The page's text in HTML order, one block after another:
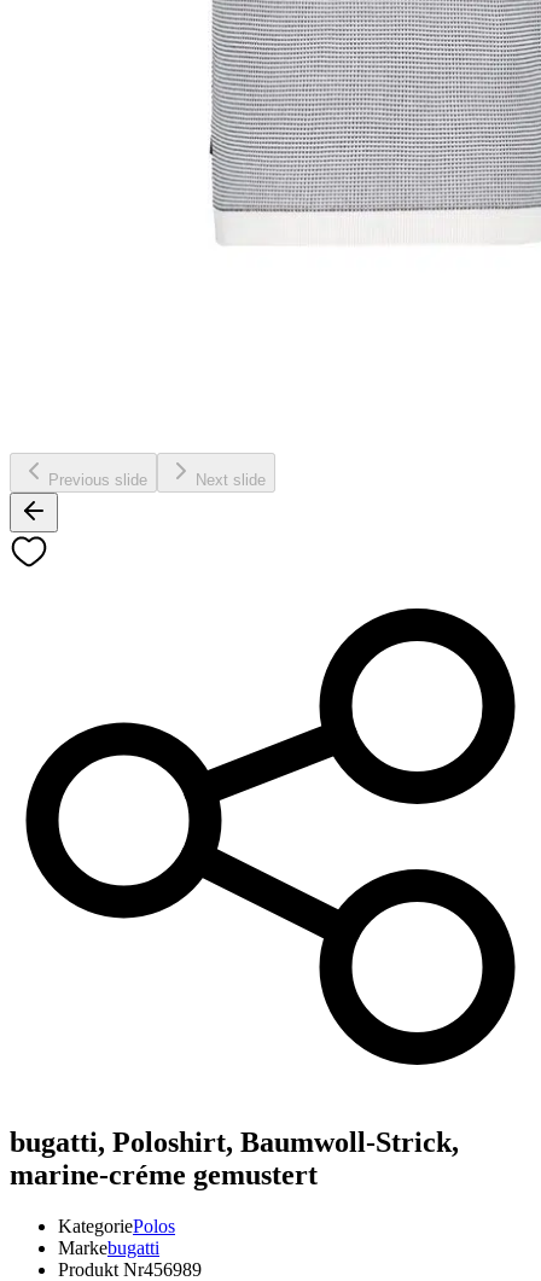
Previous slide Next slide
bugatti, Poloshirt, Baumwoll-Strick,
marine-créme gemustert
KategoriePolos
Markebugatti
Produkt Nr456989